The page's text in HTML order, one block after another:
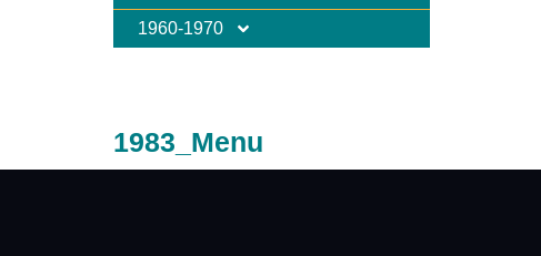
1960-1970
1983_Menu